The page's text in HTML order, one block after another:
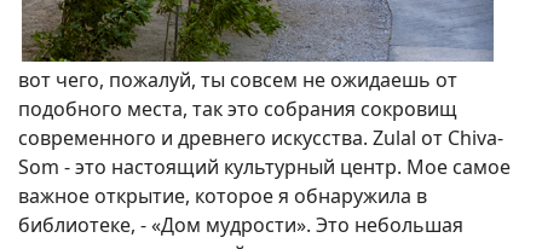
вот чего, пожалуй, ты совсем не ожидаешь от
подобного места, так это собрания сокровищ
современного и древнего искусства. Zulal от Chiva-
Som - это настоящий культурный центр. Мое самое
важное открытие, которое я обнаружила в
библиотеке, - «Дом мудрости». Это небольшая